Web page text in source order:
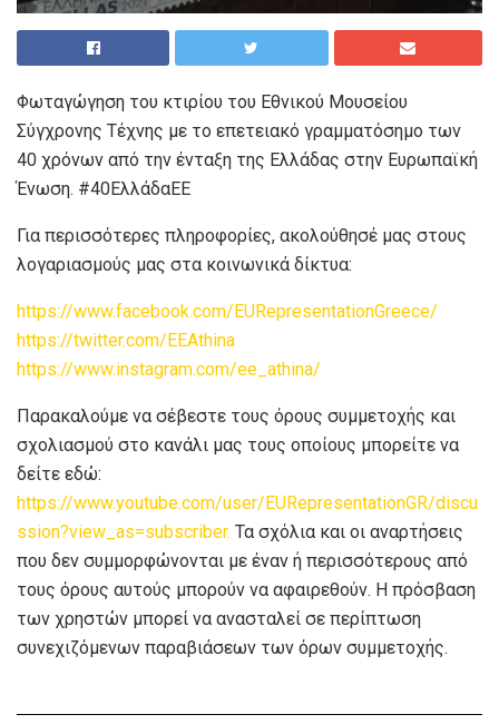
Φωταγώγηση του κτιρίου του Εθνικού Μουσείου
Σύγχρονης Τέχνης με το επετειακό γραμματόσημο των
40 χρόνων από την ένταξη της Ελλάδας στην Ευρωπαϊκή
Ένωση. #40ΕλλάδαΕΕ
Για περισσότερες πληροφορίες, ακολούθησέ μας στους
λογαριασμούς μας στα κοινωνικά δίκτυα:
https://www.facebook.com/EURepresentationGreece/
https://twitter.com/EEAthina
https://www.instagram.com/ee_athina/
Παρακαλούμε να σέβεστε τους όρους συμμετοχής και
σχολιασμού στο κανάλι μας τους οποίους μπορείτε να
δείτε εδώ:
https://www.youtube.com/user/EURepresentationGR/discu
ssion?view_as=subscriber. Τα σχόλια και οι αναρτήσεις
που δεν συμμορφώνονται με έναν ή περισσότερους από
τους όρους αυτούς μπορούν να αφαιρεθούν. Η πρόσβαση
των χρηστών μπορεί να ανασταλεί σε περίπτωση
συνεχιζόμενων παραβιάσεων των όρων συμμετοχής.